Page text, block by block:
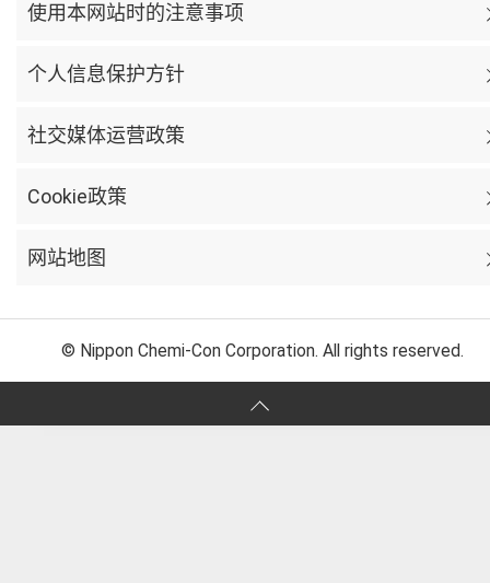
使用本网站时的注意事项
个人信息保护方针
社交媒体运营政策
Cookie政策
网站地图
© Nippon Chemi-Con Corporation. All rights reserved.